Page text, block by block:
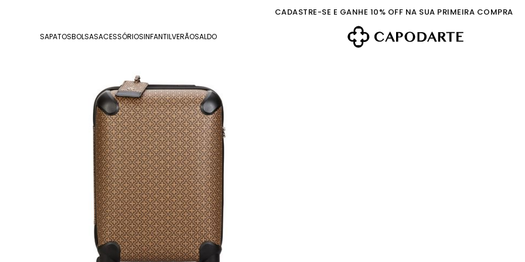
CADASTRE-SE E GANHE 10% OFF NA SUA PRIMEIRA COMPRA
SAPATOSBOLSASACESSÓRIOSINFANTILVERÃOSALDO